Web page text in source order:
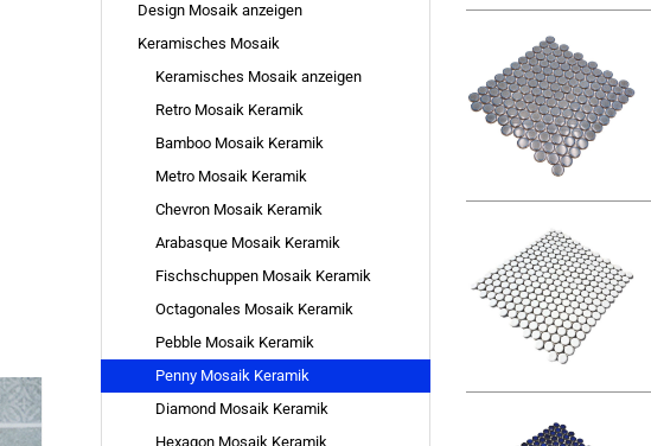
Design Mosaik anzeigen
Keramisches Mosaik
Keramisches Mosaik anzeigen
Retro Mosaik Keramik
Bamboo Mosaik Keramik
Metro Mosaik Keramik
Chevron Mosaik Keramik
Arabasque Mosaik Keramik
Fischschuppen Mosaik Keramik
Octagonales Mosaik Keramik
Pebble Mosaik Keramik
Penny Mosaik Keramik
Diamond Mosaik Keramik
Hexagon Mosaik Keramik